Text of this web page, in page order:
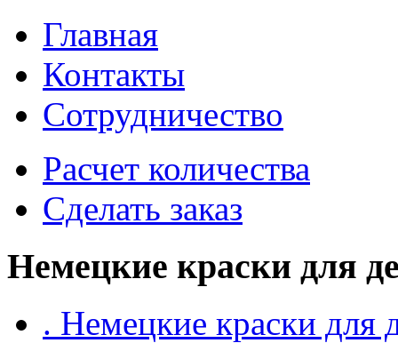
Главная
Контакты
Сотрудничество
Расчет количества
Сделать заказ
Немецкие краски для
. Немецкие краски для